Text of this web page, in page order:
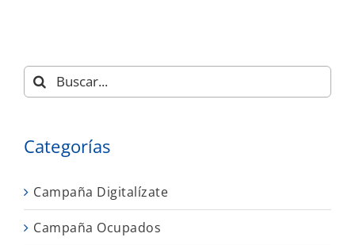
Buscar:
Categorías
Campaña Digitalízate
Campaña Ocupados